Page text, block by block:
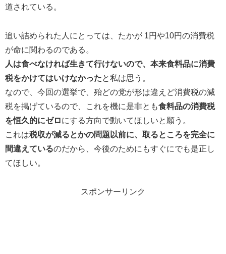
道されている。
追い詰められた人にとっては、たかが 1円や10円の消費税
が命に関わるのである。
人は食べなければ生きて行けないので、本来食料品に消費
税をかけてはいけなかったと私は思う。
なので、今回の選挙で、殆どの党が形は違えど消費税の減
税を掲げているので、これを機に是非とも食料品の消費税
を恒久的にゼロにする方向で動いてほしいと願う。
これは税収が減るとかの問題以前に、取るところを完全に
間違えているのだから、今後のためにもすぐにでも是正し
てほしい。
スポンサーリンク